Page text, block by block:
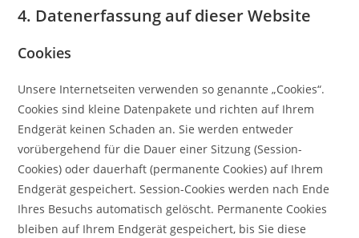
4. Datenerfassung auf dieser Website
Cookies
Unsere Internetseiten verwenden so genannte „Cookies“.
Cookies sind kleine Datenpakete und richten auf Ihrem
Endgerät keinen Schaden an. Sie werden entweder
vorübergehend für die Dauer einer Sitzung (Session-
Cookies) oder dauerhaft (permanente Cookies) auf Ihrem
Endgerät gespeichert. Session-Cookies werden nach Ende
Ihres Besuchs automatisch gelöscht. Permanente Cookies
bleiben auf Ihrem Endgerät gespeichert, bis Sie diese